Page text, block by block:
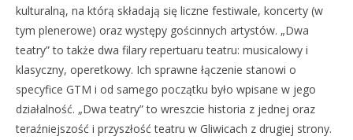
kulturalną, na którą składają się liczne festiwale, koncerty (w
tym plenerowe) oraz występy gościnnych artystów. „Dwa
teatry” to także dwa filary repertuaru teatru: musicalowy i
klasyczny, operetkowy. Ich sprawne łączenie stanowi o
specyfice GTM i od samego początku było wpisane w jego
działalność. „Dwa teatry” to wreszcie historia z jednej oraz
teraźniejszość i przyszłość teatru w Gliwicach z drugiej strony.